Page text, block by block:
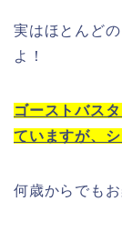
実はほとんど
よ！
ゴーストバス
ていますが、
何歳からでも